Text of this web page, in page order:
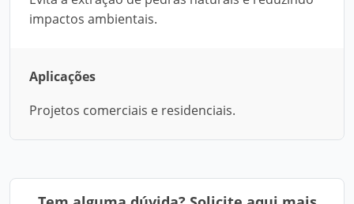
impactos ambientais.
Aplicações
Projetos comerciais e residenciais.